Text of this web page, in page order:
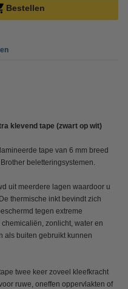
Bestellen
klevend tape (zwart op wit)
tape van 6 mm breed
beletteringsystemen.
uit meerdere lagen waardoor u
thermische inkt bevindt zich
tegen extreme
zonlicht, water en
als buiten gebruikt kunnen
twee keer zoveel kleefkracht
ruwe, oneffen oppervlakten of